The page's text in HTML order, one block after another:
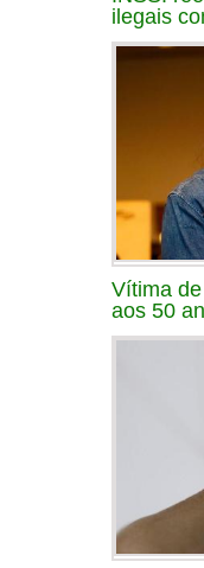
ilegais
Vítima
aos 50